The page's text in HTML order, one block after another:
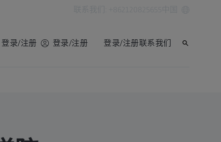
登录/注册 登录/注册 登录/注册联系我们